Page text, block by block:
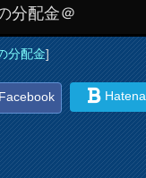
分配金＠
分配金]
Facebook Hatena